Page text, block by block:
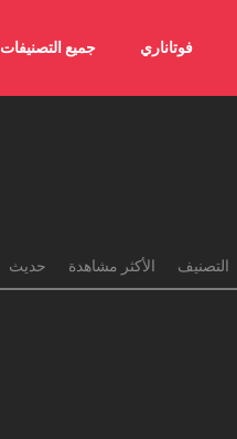
فوتاناري جميع التصنيفات
التصنيف الأكثر مشاهدة حديث